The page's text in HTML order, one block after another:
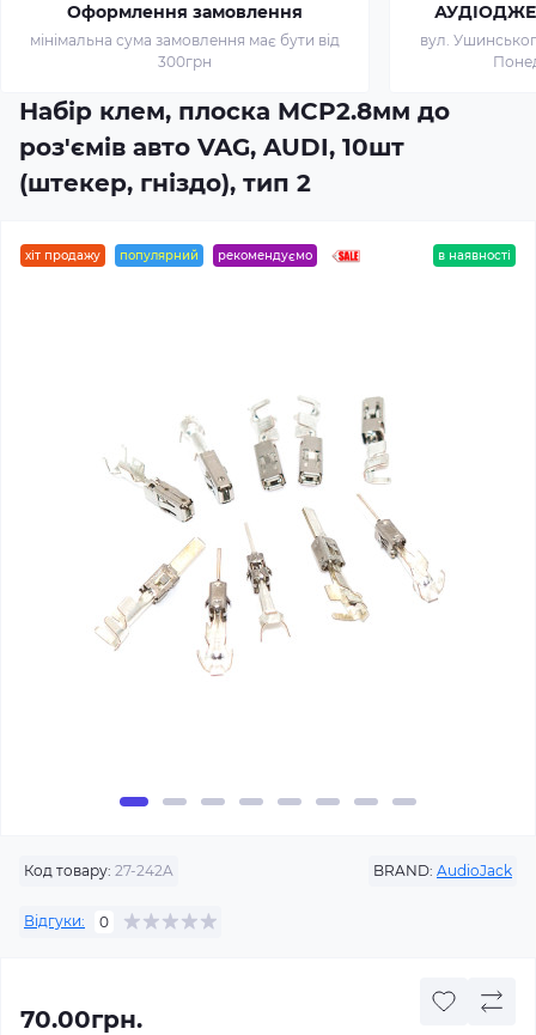
Оформлення замовлення
мінімальна сума замовлення має бути від
300грн
вул.
Набір клем, плоска MCP2.8мм до
роз'ємів авто VAG, AUDI, 10шт
(штекер, гніздо), тип 2
хіт продажу популярний рекомендуємо в наявності
Код товару: 27-242A BRAND: AudioJack
Відгуки: 0
70.00грн.